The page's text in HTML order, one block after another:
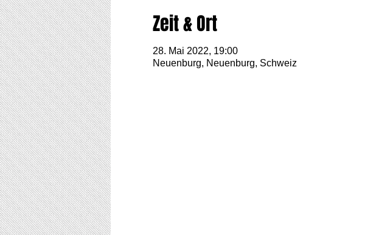
Zeit & Ort
28. Mai 2022, 19:00
Neuenburg, Neuenburg, Schweiz